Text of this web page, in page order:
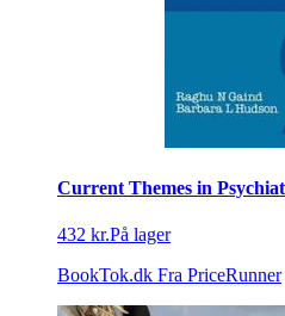
Current Themes in
432 kr.På lager
BookTok.dk Fra PriceRunner